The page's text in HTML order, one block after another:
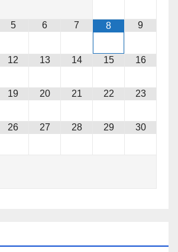
5 6 7 8 9
12 13 14 15 16
19 20 21 22 23
26 27 28 29 30